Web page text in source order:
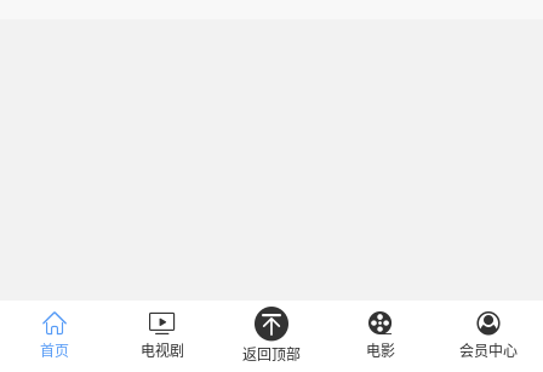
首页 电视剧 返回顶部 电影 会员中心